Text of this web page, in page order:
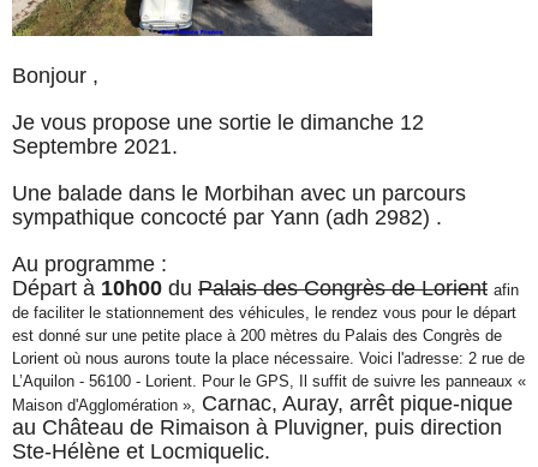
Bonjour ,
Je vous propose une sortie le dimanche 12
Septembre 2021.
Une balade dans le Morbihan avec un parcours
sympathique concocté par Yann (adh 2982) .
Au programme :
Départ à 10h00 du Palais des Congrès de Lorient afin
de faciliter le stationnement des véhicules, le rendez vous pour le départ
est donné sur une petite place à 200 mètres du Palais des Congrès de
Lorient où nous aurons toute la place nécessaire. Voici l'adresse: 2 rue de
L’Aquilon - 56100 - Lorient. Pour le GPS, Il suffit de suivre les panneaux «
Maison d'Agglomération »,
Carnac, Auray, arrêt pique-nique
au Château de Rimaison à Pluvigner, puis direction
Ste-Hélène et Locmiquelic.